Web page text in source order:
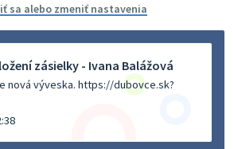
sa alebo zmeniť nastavenia
zásielky - Ivana Balážová
nová výveska. https://dubovce.sk?